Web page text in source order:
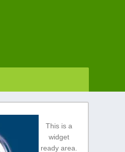
This is a
widget
ready area.